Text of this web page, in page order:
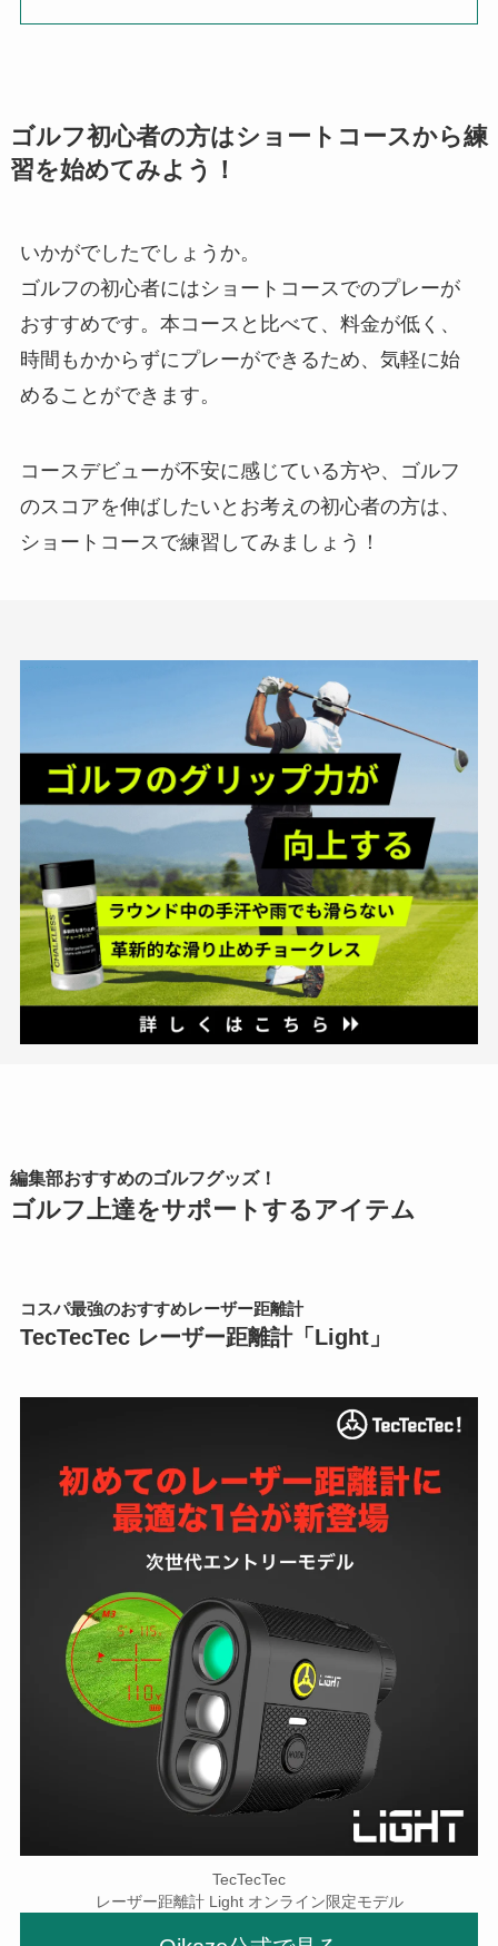
ゴルフ初心者の方はショートコースから練
習を始めてみよう！
いかがでしたでしょうか。
ゴルフの初心者にはショートコースでのプレーが
おすすめです。本コースと比べて、料金が低く、
時間もかからずにプレーができるため、気軽に始
めることができます。
コースデビューが不安に感じている方や、ゴルフ
のスコアを伸ばしたいとお考えの初心者の方は、
ショートコースで練習してみましょう！
編集部おすすめのゴルフグッズ！
ゴルフ上達をサポートするアイテム
コスパ最強のおすすめレーザー距離計
TecTecTec レーザー距離計「Light」
TecTecTec
レーザー距離計 Light オンライン限定モデル